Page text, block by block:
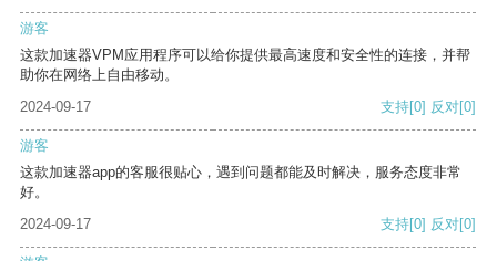
游客
这款加速器VPM应用程序可以给你提供最高速度和安全性的连接，并帮
助你在网络上自由移动。
2024-09-17
支持[0] 反对[0]
游客
这款加速器app的客服很贴心，遇到问题都能及时解决，服务态度非常
好。
2024-09-17
支持[0] 反对[0]